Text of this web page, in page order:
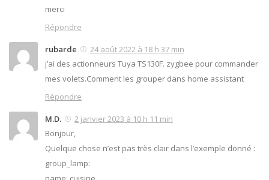
merci
Répondre
rubarde
24 août 2022 à 18 h 37 min
j’ai des actionneurs Tuya TS130F. zygbee pour commander
mes volets.Comment les grouper dans home assistant
Répondre
M.D.
2 janvier 2023 à 10 h 11 min
Bonjour,
Quelque chose n’est pas très clair dans l’exemple donné :
group_lamp: